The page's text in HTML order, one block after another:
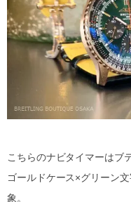
こちらのナビタイマーはブ
ゴールドケース×グリーン
象。